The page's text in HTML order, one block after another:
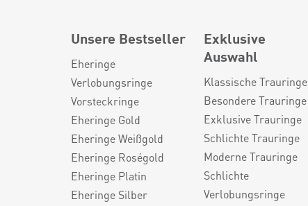
Unsere Bestseller
Eheringe
Verlobungsringe
Vorsteckringe
Eheringe Gold
Eheringe Weißgold
Eheringe Roségold
Eheringe Platin
Eheringe Silber
Exklusive
Auswahl
Klassische Trauringe
Besondere Trauringe
Exklusive Trauringe
Schlichte Trauringe
Moderne Trauringe
Schlichte
Verlobungsringe